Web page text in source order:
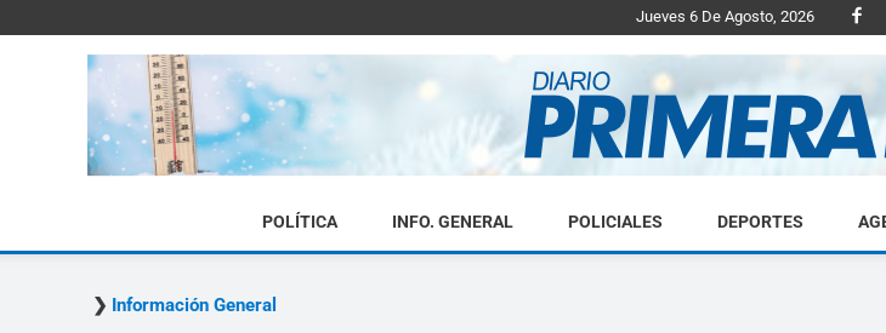
Jueves 6 De Agosto, 2026
Diario
POLÍTICA INFO. GENERAL POLICIALES DEPORTES
Información General